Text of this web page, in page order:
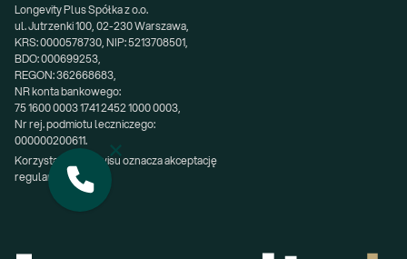
Longevity Plus Spółka z o.o.
ul. Jutrzenki 100, 02-230 Warszawa,
KRS: 0000578730, NIP: 5213708501,
BDO: 000699253,
REGON: 362668683,
NR konta bankowego:
75 1600 0003 1741 2452 1000 0003,
Nr rej. podmiotu leczniczego:
000000200611.
Korzystanie z serwisu oznacza akceptację
regulaminu.